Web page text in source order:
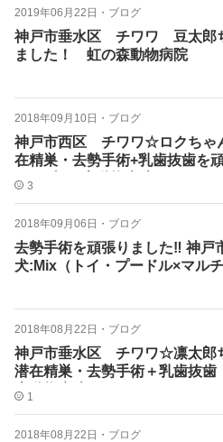
2019年06月22日 ・ ブログ
神戸市垂水区 チワワ 豆太郎
ました！ 虹の森動物病院
2018年09月10日 ・ ブログ
神戸市西区 チワワ☆ロクち
在精巣・去勢手術+乳歯抜歯を
た‼ 虹の森動物病院
3
2018年09月06日 ・ ブログ
去勢手術を頑張りました‼ 神戸
犬:Mix（トイ・プードル×マル
2018年08月22日 ・ ブログ
神戸市垂水区 チワワ☆凛太郎
潜在精巣・去勢手術＋乳歯抜
森動物病院
1
2018年08月22日 ・ ブログ